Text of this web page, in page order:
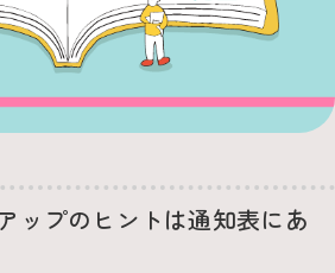
ップのヒントは通知表にあ